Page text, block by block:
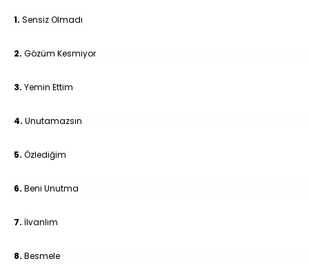
1. Sensiz Olmadı
2. Gözüm Kesmiyor
3. Yemin Ettim
4. Unutamazsın
5. Özlediğim
6. Beni Unutma
7. İlvanlım
8. Besmele